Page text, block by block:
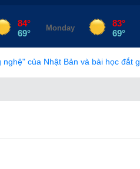
và bài học đắt giá • Bẫy